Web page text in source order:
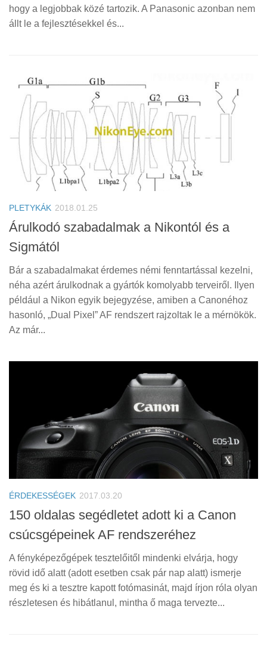
hogy a legjobbak közé tartozik. A Panasonic azonban nem
állt le a fejlesztésekkel és...
PLETYKÁK 2018.01.25
Árulkodó szabadalmak a Nikontól és a
Sigmától
Bár a szabadalmakat érdemes némi fenntartással kezelni,
néha azért árulkodnak a gyártók komolyabb terveiről. Ilyen
például a Nikon egyik bejegyzése, amiben a Canonéhoz
hasonló, „Dual Pixel” AF rendszert rajzoltak le a mérnökök.
Az már...
ÉRDEKESSÉGEK 2017.03.20
150 oldalas segédletet adott ki a Canon
csúcsgépeinek AF rendszeréhez
A fényképezőgépek tesztelőitől mindenki elvárja, hogy
rövid idő alatt (adott esetben csak pár nap alatt) ismerje
meg és ki a tesztre kapott fotómasinát, majd írjon róla olyan
részletesen és hibátlanul, mintha ő maga tervezte...